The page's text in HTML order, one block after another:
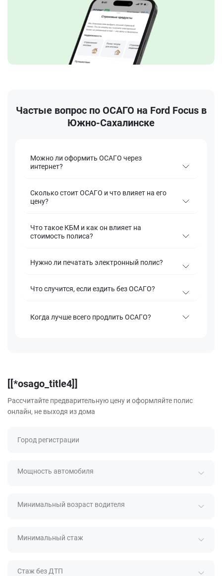
Частые вопрос по ОСАГО на Ford Focus в
Южно-Сахалинске
Можно ли оформить ОСАГО через
интернет?
Сколько стоит ОСАГО и что влияет на его
цену?
Что такое КБМ и как он влияет на
стоимость полиса?
Нужно ли печатать электронный полис?
Что случится, если ездить без ОСАГО?
Когда лучше всего продлить ОСАГО?
[[*osago_title4]]
Рассчитайте предварительную цену и оформляйте полис
онлайн, не выходя из дома
Город регистрации
Мощность автомобиля
Минимальный возраст водителя
Минимальный стаж
Стаж без ДТП